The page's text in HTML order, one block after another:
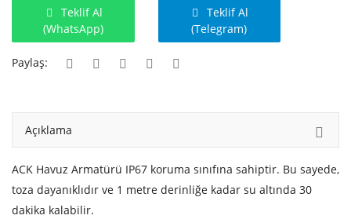
Teklif Al
(WhatsApp)
Teklif Al
(Telegram)
Paylaş:
Açıklama
ACK Havuz Armatürü IP67 koruma sınıfına sahiptir. Bu sayede,
toza dayanıklıdır ve 1 metre derinliğe kadar su altında 30
dakika kalabilir.